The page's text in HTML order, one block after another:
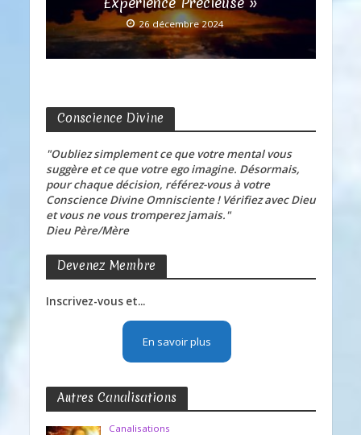
26 décembre 2024
Conscience Divine
"Oubliez simplement ce que votre mental vous
suggère et ce que votre ego imagine. Désormais,
pour chaque décision, référez-vous à votre
Conscience Divine Omnisciente ! Vérifiez avec Dieu
et vous ne vous tromperez jamais."
Dieu Père/Mère
Devenez Membre
Inscrivez-vous et...
En savoir plus
Autres Canalisations
Canalisations